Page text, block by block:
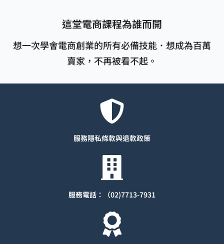
這堂電商課程為誰而開
想一次學會電商創業的所有必備技能．想成為百萬
賣家，不再被看不起。
服務隱私條款與退款政策
服務電話：（02)7713-7931